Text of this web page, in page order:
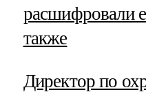
расшифровали
также
Директор по